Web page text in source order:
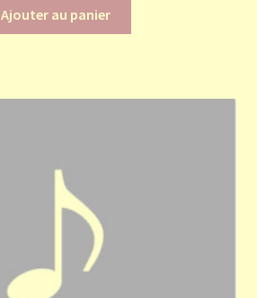
Ajouter au panier